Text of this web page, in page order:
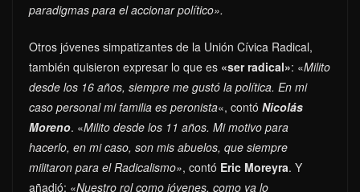
paradigmas para el accionar político».
Otros jóvenes simpatizantes de la Unión Cívica Radical,
también quisieron expresar lo que es «ser radical»: «Milito
desde los 16 años, siempre me gustó la política. En mi
caso personal mi familia es peronista«, contó Nicolás
Moreno. «Milito desde los 11 años. Mi motivo para
hacerlo, en mi caso, son mis abuelos, que siempre
militaron para el Radicalismo», contó Eric Moreyra. Y
añadió: «Nuestro rol como jóvenes, como ya lo